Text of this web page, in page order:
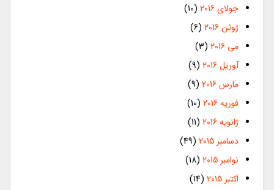
جولای 2016
(10)
ژوئن 2016
(6)
می 2016
(3)
آوریل 2016
(9)
مارس 2016
(9)
فوریه 2016
(10)
ژانویه 2016
(11)
دسامبر 2015
(49)
نوامبر 2015
(18)
اکتبر 2015
(14)